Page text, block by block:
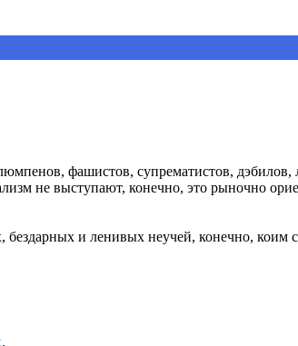
фашистов, супрематистов,
не выступают, конечно, это рыночно
бездарных и ленивых неучей, конечно, коим
.